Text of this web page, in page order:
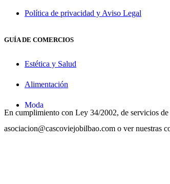
Política de privacidad y Aviso Legal
GUÍA DE COMERCIOS
Estética y Salud
Alimentación
Moda
Hostelería
En cumplimiento con Ley 34/2002, de servicios de
asociacion@cascoviejobilbao.com o ver nuestras